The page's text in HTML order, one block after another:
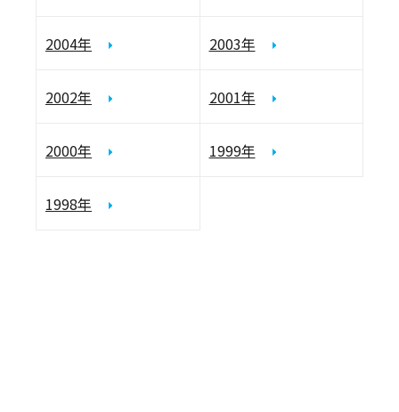
2004年 2003年
2002年 2001年
2000年 1999年
1998年